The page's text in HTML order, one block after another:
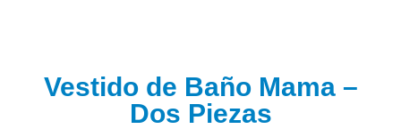
Vestido de Baño Mama –
Dos Piezas